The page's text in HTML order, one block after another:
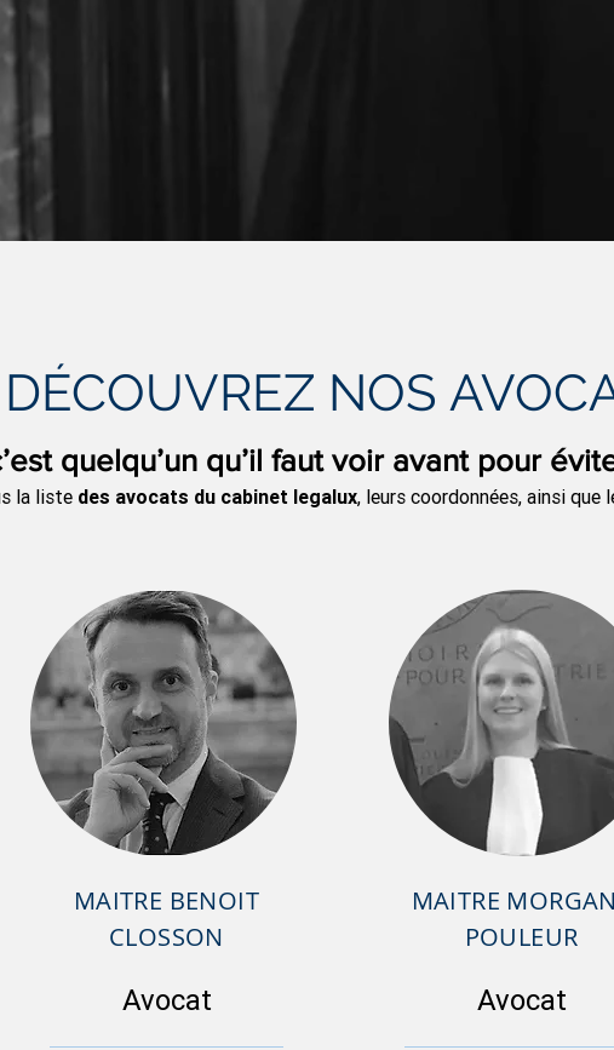
DÉCOUVREZ NOS
quelqu’un qu’il faut voir avant pour
la liste des avocats du cabinet legalux, leurs coordonnées, ainsi
MAITRE BENOIT
CLOSSON
Avocat
MAITRE
POULEUR
Avocat